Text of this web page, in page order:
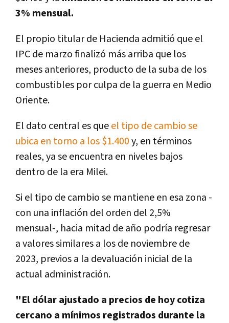
3% mensual.
El propio titular de Hacienda admitió que el
IPC de marzo finalizó más arriba que los
meses anteriores, producto de la suba de los
combustibles por culpa de la guerra en Medio
Oriente.
El dato central es queel tipo de cambio se
ubica en torno a los $1.400y, en términos
reales, ya se encuentra en niveles bajos
dentro de la era Milei.
Si el tipo de cambio se mantiene en esa zona -
con una inflación del orden del 2,5%
mensual-, hacia mitad de año podría regresar
a valores similares a los de noviembre de
2023, previos a la devaluación inicial de la
actual administración.
"El dólar ajustado a precios de hoy cotiza
cercano a mínimos registrados durante la